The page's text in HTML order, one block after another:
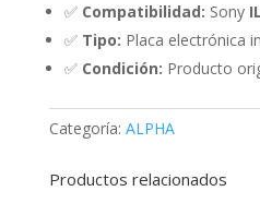
✅ Compatibilidad: Sony
✅ Tipo: Placa electrónica
✅ Condición: Producto
Categoría: ALPHA
Productos relacionados